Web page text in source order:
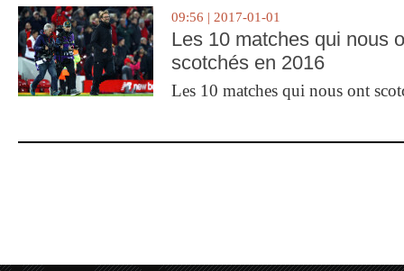
09:56 | 2017-01-01
Les 10 matches qui nous
scotchés en 2016
Les 10 matches qui nous ont